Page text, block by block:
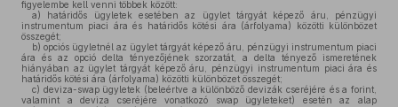
figyelembe kell venni többek között:
a) határidős ügyletek esetében az ügylet tárgyát képező áru, pénzügyi
instrumentum piaci ára és határidős kötési ára (árfolyama) közötti különbözet
összegét;
b) opciós ügyletnél az ügylet tárgyát képező áru, pénzügyi instrumentum piaci
ára és az opció delta tényezőjének szorzatát, a delta tényező ismeretének
hiányában az ügylet tárgyát képező áru, pénzügyi instrumentum piaci ára és
határidős kötési ára (árfolyama) közötti különbözet összegét;
c) deviza-swap ügyletek (beleértve a különböző devizák cseréjére és a forint,
valamint a deviza cseréjére vonatkozó swap ügyleteket) esetén az alap